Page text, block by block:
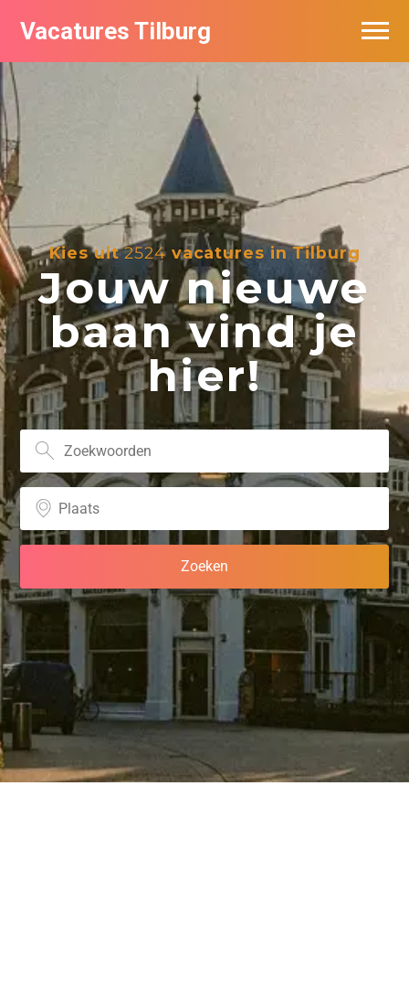
Vacatures Tilburg
Kies uit2524vacatures in Tilburg
Jouw nieuwe
baan vind je
hier!
Vacatures per bedrijf
De populairste vacatures in Tilburg